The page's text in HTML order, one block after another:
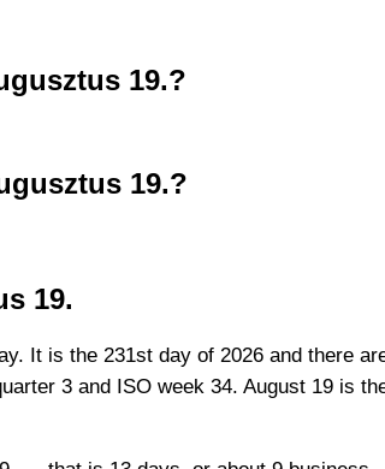
19.?
19.?
19.
It is the 231st day of 2026 and there
3 and ISO week 34. August 19 is